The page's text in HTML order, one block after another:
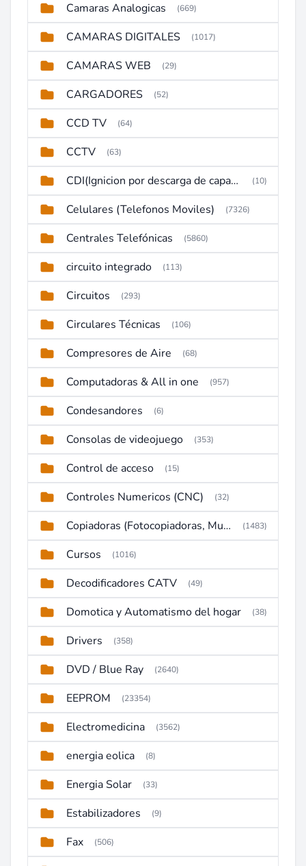
Camaras Analogicas (669)
CAMARAS DIGITALES (1017)
CAMARAS WEB (29)
CARGADORES (52)
CCD TV (64)
CCTV (63)
CDI(Ignicion por descarga de capacitor) (10)
Celulares (Telefonos Moviles) (7326)
Centrales Telefónicas (5860)
circuito integrado (113)
Circuitos (293)
Circulares Técnicas (106)
Compresores de Aire (68)
Computadoras & All in one (957)
Condesandores (6)
Consolas de videojuego (353)
Control de acceso (15)
Controles Numericos (CNC) (32)
Copiadoras (Fotocopiadoras, Multifunctions, Ploter, etc) (1483)
Cursos (1016)
Decodificadores CATV (49)
Domotica y Automatismo del hogar (38)
Drivers (358)
DVD / Blue Ray (2640)
EEPROM (23354)
Electromedicina (3562)
energia eolica (8)
Energia Solar (33)
Estabilizadores (9)
Fax (506)